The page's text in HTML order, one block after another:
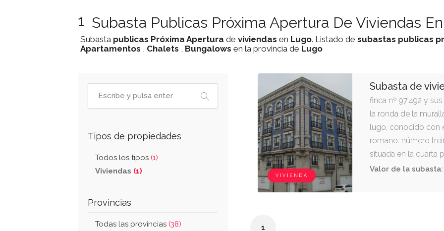
1 Subasta Publicas Próxima Apertura De Viviendas
Subasta publicas Próxima Apertura de viviendas en Lugo. Listado de subastas publicas
Apartamentos , Chalets , Bungalows en la provincia de Lugo
Tipos de propiedades
Todos los tipos (1)
Viviendas (1)
Provincias
Todas las provincias (38)
VIVIENDA
Subasta de
finca nº 97.492 y
la ronda de la
lugo, conocido con
romano: número
situada en la cuarta
edificio,
Valor de la subasta:
1